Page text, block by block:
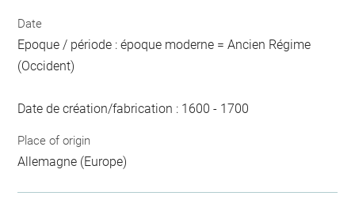
Date
Epoque / période : époque moderne = Ancien Régime
(Occident)
Date de création/fabrication : 1600 - 1700
Place of origin
Allemagne (Europe)